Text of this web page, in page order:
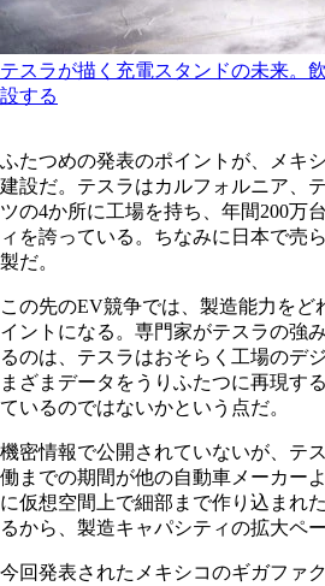
テスラが描く充電スタンドの未来。
設する
ふたつめの発表のポイントが、メキ
建設だ。テスラはカルフォルニア、
ツの4か所に工場を持ち、年間200万
ィを誇っている。ちなみに日本で売
製だ。
この先のEV競争では、製造能力をど
イントになる。専門家がテスラの強
るのは、テスラはおそらく工場のデ
まざまデータをうりふたつに再現す
ているのではないかという点だ。
機密情報で公開されていないが、テ
働までの期間が他の自動車メーカー
に仮想空間上で細部まで作り込まれ
るから、製造キャパシティの拡大ペ
今回発表されたメキシコのギガファ